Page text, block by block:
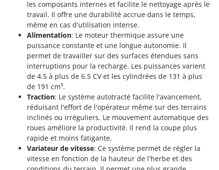
Trev - Abrek - TecnoVIR
Trotec
Troy-Bilt
Udor
Unger
Verdemax
Vesco
Volpi
les composants internes et facilite le nettoyage après le
travail. Il offre une durabilité accrue dans le temps,
même en cas d'utilisation intense.
Alimentation: Le moteur thermique assure une
puissance constante et une longue autonomie. Il
permet de travailler sur des surfaces étendues sans
interruptions pour la recharge. Les puissances varient
de 4.5 à plus de 6.5 CV et les cylindrées de 131 à plus
de 191 cm³.
Traction: Le système autotracté facilite l'avancement,
réduisant l'effort de l'opérateur même sur des terrains
inclinés ou irréguliers. Le mouvement automatique des
roues améliore la productivité. Il rend la coupe plus
rapide et moins fatigante.
Variateur de vitesse: Ce système permet de régler la
vitesse en fonction de la hauteur de l'herbe et des